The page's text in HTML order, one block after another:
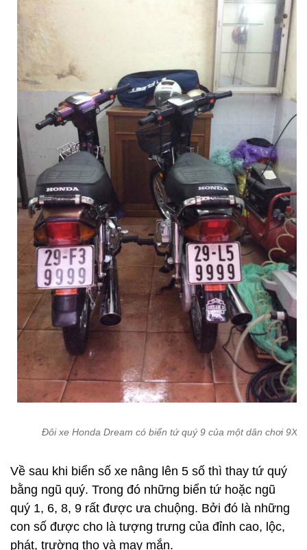
Đôi xe Honda Dream có biển tứ quý 9 của một dân chơi 9X.
Về sau khi biển số xe nâng lên 5 số thì thay tứ quý
bằng ngũ quý. Trong đó những biển tứ hoặc ngũ
quý 1, 6, 8, 9 rất được ưa chuộng. Bởi đó là những
con số được cho là tượng trưng của đỉnh cao, lộc,
phát, trường thọ và may mắn.